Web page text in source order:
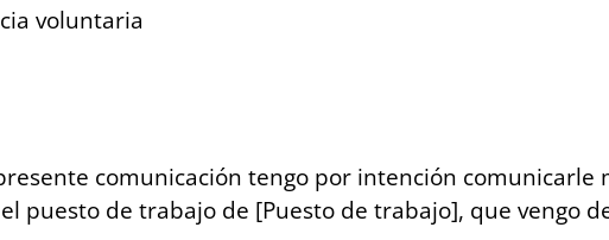
voluntaria
comunicación tengo por intención comunicarle
puesto de trabajo de [Puesto de trabajo], que vengo